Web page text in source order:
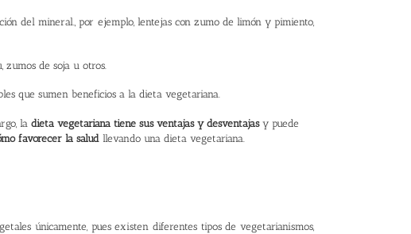
del mineral., por ejemplo, lentejas con zumo de limón y pimiento,
de soja u otros.
que sumen beneficios a la dieta vegetariana.
la dieta vegetariana tiene sus ventajas y desventajas y puede
favorecer la salud llevando una dieta vegetariana.
únicamente, pues existen diferentes tipos de vegetarianismos,